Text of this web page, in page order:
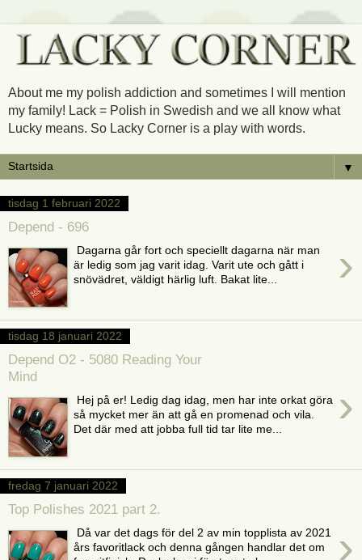
About me my polish addiction and sometimes I will mention
my family! Lack = Polish in Swedish and we all know what
Lucky means. So Lacky Corner is a play with words.
▼
tisdag 1 februari 2022
Depend - 696
›
Dagarna går fort och speciellt dagarna när man
är ledig som jag varit idag. Varit ute och gått i
snövädret, väldigt härlig luft. Bakat lite...
tisdag 18 januari 2022
Depend O2 - 5080 Reading Your
Mind
›
Hej på er! Ledig dag idag, men har inte orkat göra
så mycket mer än att gå en promenad och vila.
Det där med att jobba full tid tar lite me...
fredag 7 januari 2022
Top Polishes 2021 part 2.
›
Då var det dags för del 2 av min topplista av 2021
års favoritlack och denna gången handlar det om